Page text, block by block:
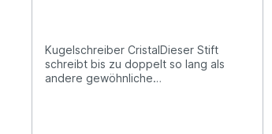
Kugelschreiber CristalDieser Stift
schreibt bis zu doppelt so lang als
andere gewöhnliche